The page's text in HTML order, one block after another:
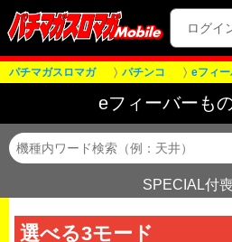
ログイ
パチマガスロマガ パチンコ eフィ
eフィーバーも
SPECIAL付
選べる3モード